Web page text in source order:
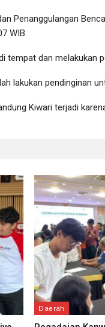
Penanggulangan
WIB.
tempat dan melakukan
lakukan pendinginan
Kiwari terjadi
Daerah